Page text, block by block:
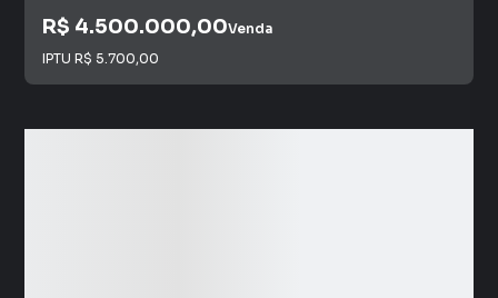
R$ 4.500.000,00Venda
IPTU R$ 5.700,00